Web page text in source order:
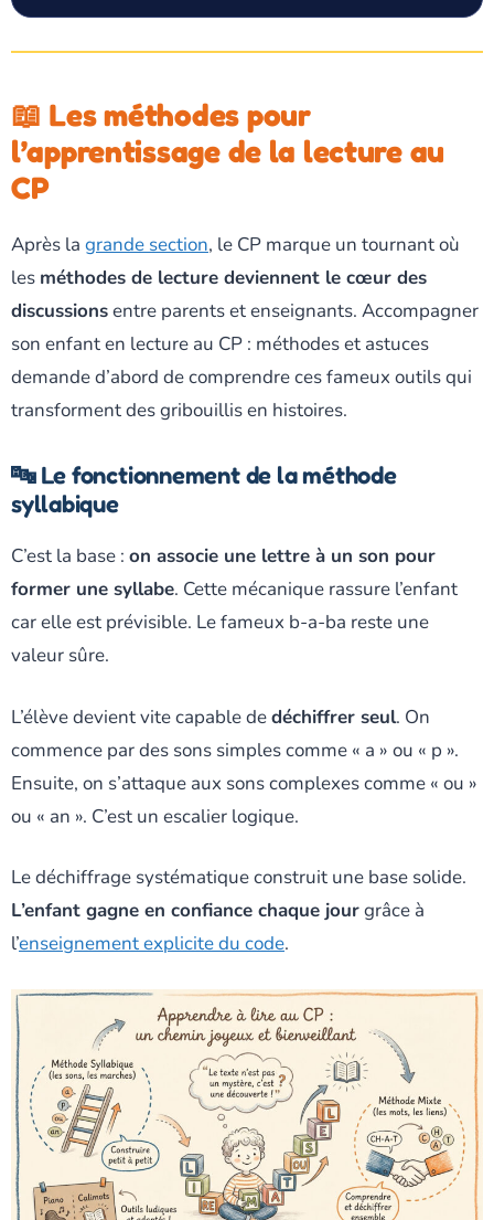
📖 Les méthodes pour
l’apprentissage de la lecture au
CP
Après la grande section, le CP marque un tournant où
les méthodes de lecture deviennent le cœur des
discussionsentre parents et enseignants. Accompagner
son enfant en lecture au CP : méthodes et astuces
demande d’abord de comprendre ces fameux outils qui
transforment des gribouillis en histoires.
🔤 Le fonctionnement de la méthode
syllabique
C’est la base : on associe une lettre à un son pour
former une syllabe. Cette mécanique rassure l’enfant
car elle est prévisible. Le fameux b-a-ba reste une
valeur sûre.
L’élève devient vite capable dedéchiffrer seul. On
commence par des sons simples comme « a » ou « p ».
Ensuite, on s’attaque aux sons complexes comme « ou »
ou « an ». C’est un escalier logique.
Le déchiffrage systématique construit une base solide.
L’enfant gagne en confiance chaque jourgrâce à
l’enseignement explicite du code.